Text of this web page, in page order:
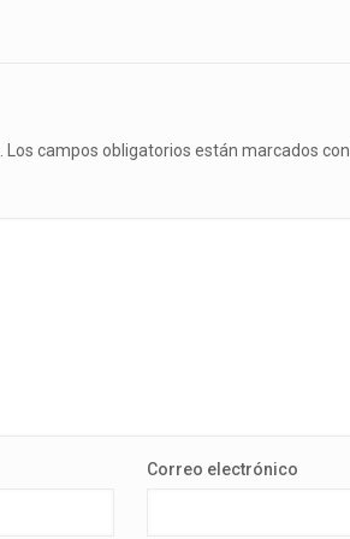
Los campos obligatorios están marcados con
Correo electrónico